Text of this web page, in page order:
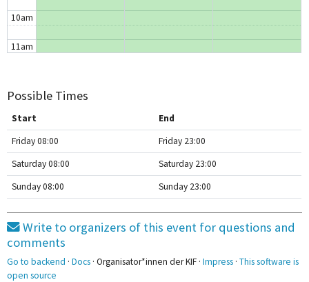
10am
11am
2pm
3pm
4pm
5pm
6pm
7pm
5:20 - 6:50
Possible Times
Start
End
Friday 08:00
Friday 23:00
Saturday 08:00
Saturday 23:00
Sunday 08:00
Sunday 23:00
Write to organizers of this event for questions and
comments
Go to backend ·Docs · Organisator*innen der KIF ·Impress ·This software is
open source